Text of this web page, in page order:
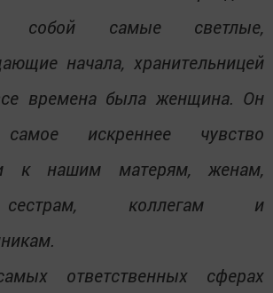
собой самые светлые,
начала, хранительницей
времена была женщина. Он
самое искреннее чувство
к нашим матерям, женам,
коллегам и
ответственных сферах